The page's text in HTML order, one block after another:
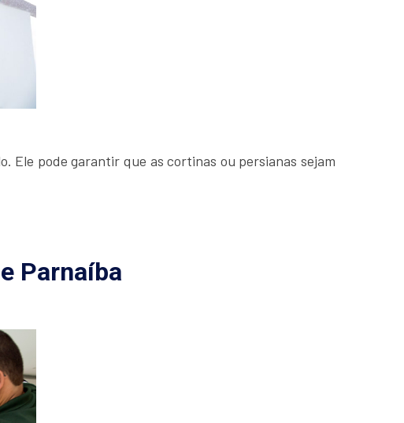
Ele pode garantir que as cortinas ou persianas sejam
Parnaíba